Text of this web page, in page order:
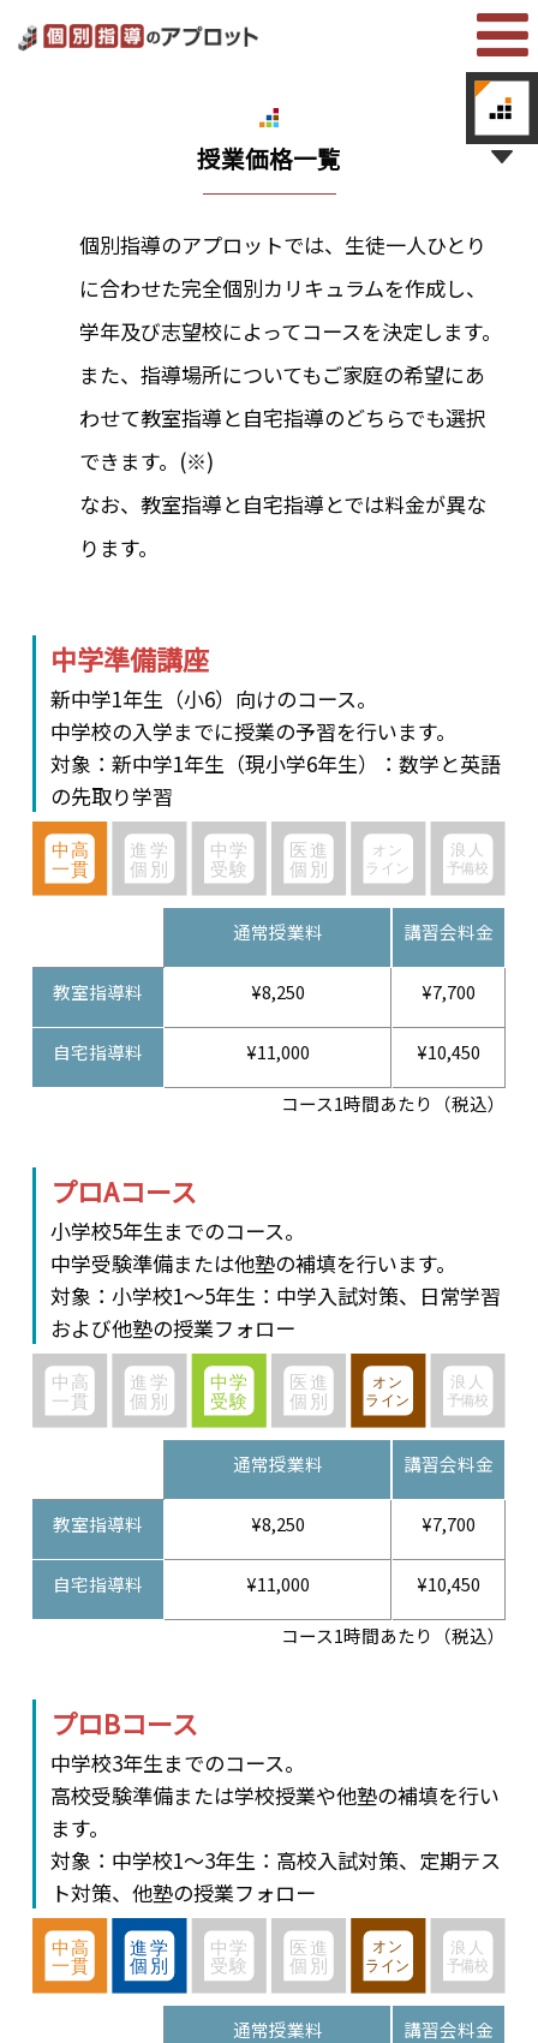
授業価格一覧
個別指導のアプロットでは、生徒一人ひとり
に合わせた完全個別カリキュラムを作成し、
学年及び志望校によってコースを決定します。
また、指導場所についてもご家庭の希望にあ
わせて教室指導と自宅指導のどちらでも選択
できます。(※)
なお、教室指導と自宅指導とでは料金が異な
ります。
中学準備講座
新中学1年生（小6）向けのコース。
中学校の入学までに授業の予習を行います。
対象：新中学1年生（現小学6年生）：数学と英語
の先取り学習
通常授業料 講習会料金
教室指導料 ¥8,250 ¥7,700
自宅指導料 ¥11,000 ¥10,450
コース1時間あたり（税込）
プロAコース
小学校5年生までのコース。
中学受験準備または他塾の補填を行います。
対象：小学校1～5年生：中学入試対策、日常学習
および他塾の授業フォロー
通常授業料 講習会料金
教室指導料 ¥8,250 ¥7,700
自宅指導料 ¥11,000 ¥10,450
コース1時間あたり（税込）
プロBコース
中学校3年生までのコース。
高校受験準備または学校授業や他塾の補填を行い
ます。
対象：中学校1～3年生：高校入試対策、定期テス
ト対策、他塾の授業フォロー
通常授業料 講習会料金